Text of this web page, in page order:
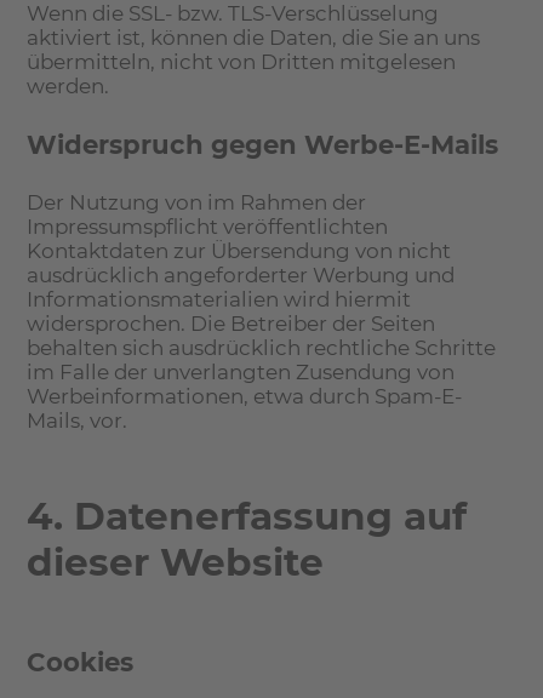
Wenn die SSL- bzw. TLS-Verschlüsselung
aktiviert ist, können die Daten, die Sie an uns
übermitteln, nicht von Dritten mitgelesen
werden.
Widerspruch gegen Werbe-E-Mails
Der Nutzung von im Rahmen der
Impressumspflicht veröffentlichten
Kontaktdaten zur Übersendung von nicht
ausdrücklich angeforderter Werbung und
Informationsmaterialien wird hiermit
widersprochen. Die Betreiber der Seiten
behalten sich ausdrücklich rechtliche Schritte
im Falle der unverlangten Zusendung von
Werbeinformationen, etwa durch Spam-E-
Mails, vor.
4. Datenerfassung auf
dieser Website
Cookies